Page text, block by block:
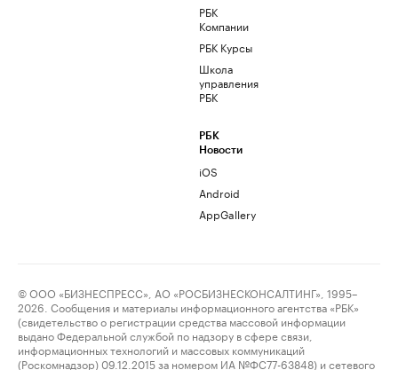
РБК
Компании
РБК Курсы
Школа
управления
РБК
РБК
Новости
iOS
Android
AppGallery
© ООО «БИЗНЕСПРЕСС», АО «РОСБИЗНЕСКОНСАЛТИНГ», 1995–
2026. Сообщения и материалы информационного агентства «РБК»
(свидетельство о регистрации средства массовой информации
выдано Федеральной службой по надзору в сфере связи,
информационных технологий и массовых коммуникаций
(Роскомнадзор) 09.12.2015 за номером ИА №ФС77-63848) и сетевого